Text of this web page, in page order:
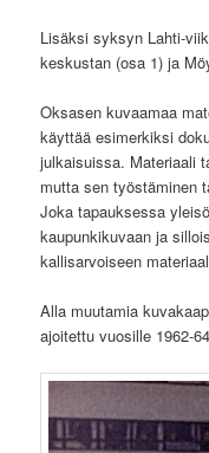
Lisäksi syksyn Lahti-
keskustan (osa 1) ja
Oksasen kuvaamaa
käyttää esimerkiksi
julkaisuissa. Materiaali
mutta sen työstäminen
Joka tapauksessa
kaupunkikuvaan ja
kallisarvoiseen
Alla muutamia
ajoitettu vuosille 1962-